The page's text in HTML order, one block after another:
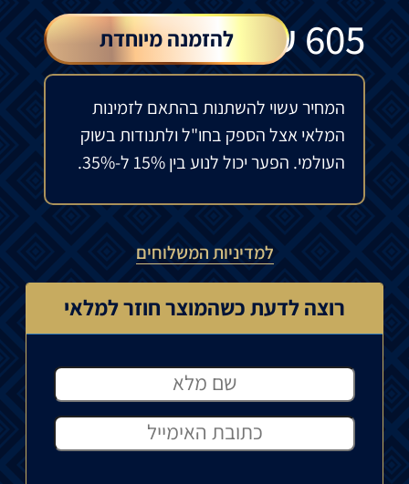
605
₪ להזמנה מיוחדת
המחיר עשוי להשתנות בהתאם לזמינות
המלאי אצל הספק בחו"ל ולתנודות בשוק
העולמי. הפער יכול לנוע בין 15% ל-35%.
למדיניות המשלוחים
רוצה לדעת כשהמוצר חוזר למלאי